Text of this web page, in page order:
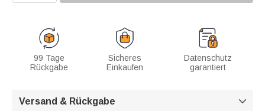
99 Tage
Rückgabe
Sicheres
Einkaufen
Datenschutz
garantiert
Versand & Rückgabe 